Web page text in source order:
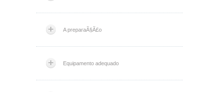
A preparaÃ§Ã£o
Equipamento adequado